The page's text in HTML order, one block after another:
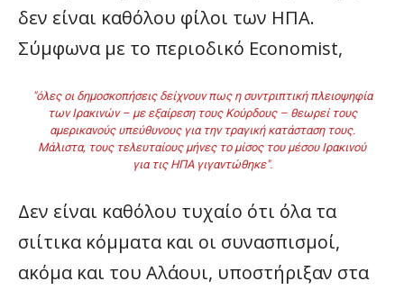
δεν είναι καθόλου φίλοι των ΗΠΑ.
Σύμφωνα με το περιοδικό Economist,
"όλες οι δημοσκοπήσεις δείχνουν πως η συντριπτική πλειοψηφία
των Ιρακινών – με εξαίρεση τους Κούρδους – θεωρεί τους
αμερικανούς υπεύθυνους για την τραγική κατάσταση τους.
Μάλιστα, τους τελευταίους μήνες το μίσος του μέσου Ιρακινού
για τις ΗΠΑ γιγαντώθηκε".
Δεν είναι καθόλου τυχαίο ότι όλα τα
σιίτικα κόμματα και οι συνασπισμοί,
ακόμα και του Αλάουι, υποστήριξαν στα